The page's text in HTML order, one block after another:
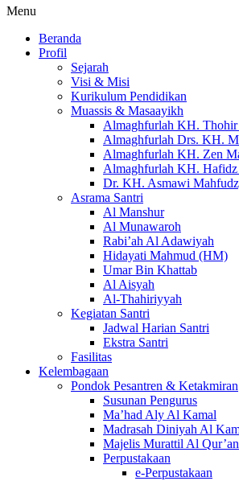
Menu
Beranda
Profil
Sejarah
Visi & Misi
Kurikulum Pendidikan
Muassis & Masaayikh
Almaghfurlah KH.
Almaghfurlah Drs. KH.
Almaghfurlah KH. Zen
Almaghfurlah KH.
Dr. KH. Asmawi
Asrama Santri
Al Manshur
Al Munawaroh
Rabi’ah Al Adawiyah
Hidayati Mahmud (HM)
Umar Bin Khattab
Al Aisyah
Al-Thahiriyyah
Kegiatan Santri
Jadwal Harian Santri
Ekstra Santri
Fasilitas
Kelembagaan
Pondok Pesantren & Ketakmiran
Susunan Pengurus
Ma’had Aly Al Kamal
Madrasah Diniyah Al
Majelis Murattil Al Qur’an
Perpustakaan
e-Perpustakaan